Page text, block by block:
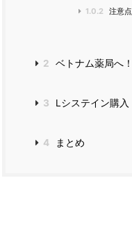
1.0.2 注意点
2 ベトナム薬局へ！
3 Lシステイン購入
4 まとめ